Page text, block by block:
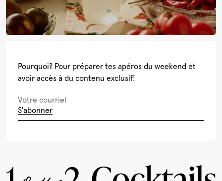
Pourquoi? Pour préparer tes apéros du weekend et
avoir accès à du contenu exclusif!
S'abonner